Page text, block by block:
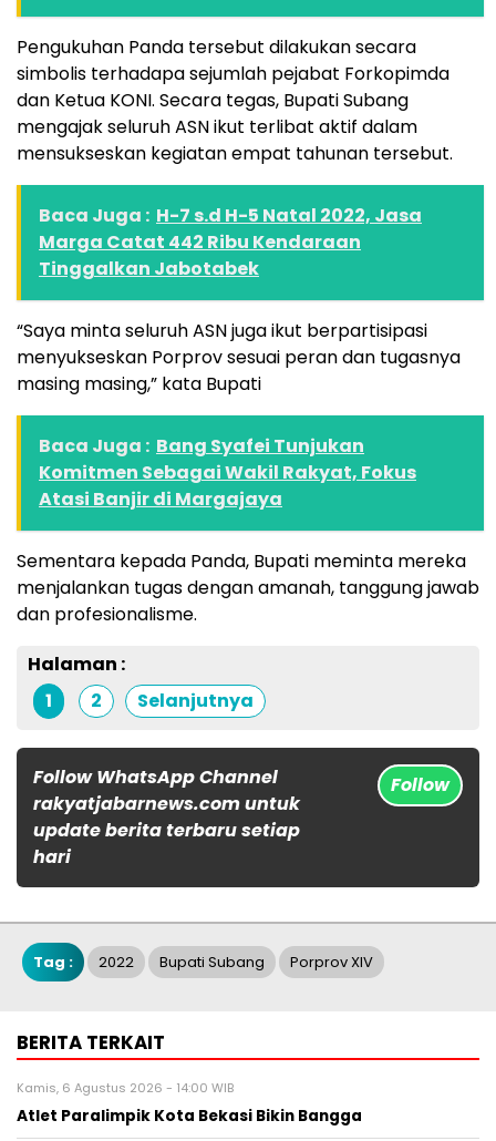
Pengukuhan Panda tersebut dilakukan secara
simbolis terhadapa sejumlah pejabat Forkopimda
dan Ketua KONI. Secara tegas, Bupati Subang
mengajak seluruh ASN ikut terlibat aktif dalam
mensukseskan kegiatan empat tahunan tersebut.
Baca Juga : H-7 s.d H-5 Natal 2022, Jasa
Marga Catat 442 Ribu Kendaraan
Tinggalkan Jabotabek
“Saya minta seluruh ASN juga ikut berpartisipasi
menyukseskan Porprov sesuai peran dan tugasnya
masing masing,” kata Bupati
Baca Juga : Bang Syafei Tunjukan
Komitmen Sebagai Wakil Rakyat, Fokus
Atasi Banjir di Margajaya
Sementara kepada Panda, Bupati meminta mereka
menjalankan tugas dengan amanah, tanggung jawab
dan profesionalisme.
Halaman :
1
2 Selanjutnya
Follow WhatsApp Channel
rakyatjabarnews.com untuk
update berita terbaru setiap
hari
Follow
Tag : 2022 Bupati Subang Porprov XIV
BERITA TERKAIT
Kamis, 6 Agustus 2026 - 14:00 WIB
Atlet Paralimpik Kota Bekasi Bikin Bangga